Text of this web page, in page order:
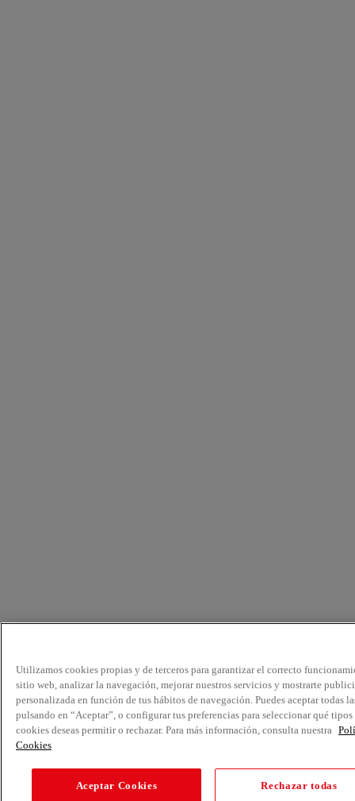
Utilizamos cookies propias y de terceros para garantizar el correcto
sitio web, analizar la navegación, mejorar nuestros servicios y mostrarte
personalizada en función de tus hábitos de navegación. Puedes aceptar todas
pulsando en “Aceptar”, o configurar tus preferencias para seleccionar qué tipos
cookies deseas permitir o rechazar. Para más información, consulta nuestra
Cookies
Aceptar Cookies Rechazar todas